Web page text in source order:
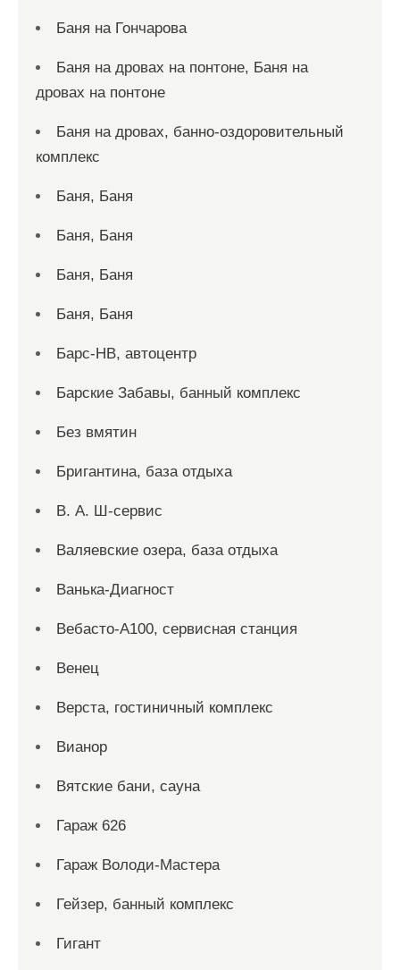
Баня на Гончарова
Баня на дровах на понтоне, Баня на
дровах на понтоне
Баня на дровах, банно-оздоровительный
комплекс
Баня, Баня
Баня, Баня
Баня, Баня
Баня, Баня
Барс-НВ, автоцентр
Барские Забавы, банный комплекс
Без вмятин
Бригантина, база отдыха
В. А. Ш-сервис
Валяевские озера, база отдыха
Ванька-Диагност
Вебасто-А100, сервисная станция
Венец
Верста, гостиничный комплекс
Вианор
Вятские бани, сауна
Гараж 626
Гараж Володи-Мастера
Гейзер, банный комплекс
Гигант